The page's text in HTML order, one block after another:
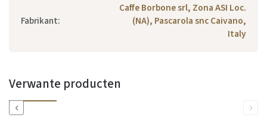
Fabrikant:
Caffe Borbone srl, Zona ASI Loc.
(NA), Pascarola snc Caivano,
Italy
Verwante producten
Previous Next